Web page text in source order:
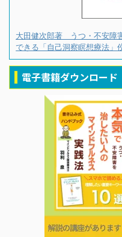
大田健次郎著 うつ・不安障
できる「自己洞察瞑想療法」
電子書籍ダウンロード